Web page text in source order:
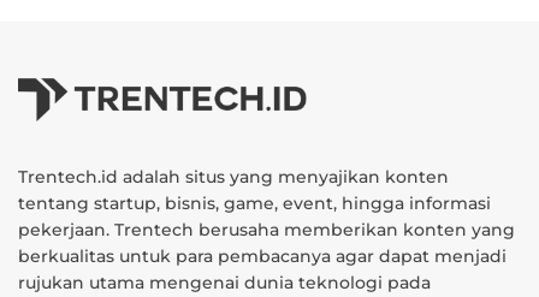
Trentech.id adalah situs yang menyajikan konten
tentang startup, bisnis, game, event, hingga informasi
pekerjaan. Trentech berusaha memberikan konten yang
berkualitas untuk para pembacanya agar dapat menjadi
rujukan utama mengenai dunia teknologi pada